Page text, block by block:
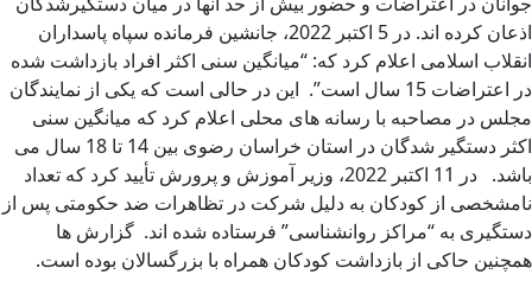
اذعان کرده اند. در 5 اکتبر 2022، جانشین فرمانده سپاه پاسداران
انقلاب اسلامی اعلام کرد که: “میانگین سنی اکثر افراد بازداشت شده
در اعتراضات 15 سال است”. این در حالی است که یکی از نمایندگان
مجلس در مصاحبه با رسانه های محلی اعلام کرد که میانگین سنی
اکثر دستگیر شدگان در استان خراسان رضوی بین 14 تا 18 سال می
باشد. در 11 اکتبر 2022، وزیر آموزش و پرورش تأیید کرد که تعداد
نامشخصی از کودکان به دلیل شرکت در تظاهرات ضد حکومتی پس از
دستگیری به “مراکز روانشناسی” فرستاده شده اند. گزارش ها
همچنین حاکی از بازداشت کودکان همراه با بزرگسالان بوده است.